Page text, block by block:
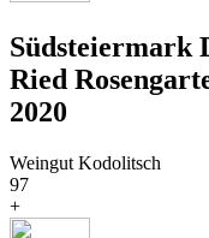
Südsteiermark
Ried
2020
Weingut Kodolitsch
97
+